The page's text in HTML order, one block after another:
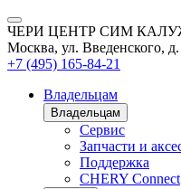
ЧЕРИ ЦЕНТР СИМ
Москва, ул. Введенского,
+7 (495) 165-84-21
Владельцам
Владельцам
Сервис
Запчасти и
Поддержка
CHERY Connect